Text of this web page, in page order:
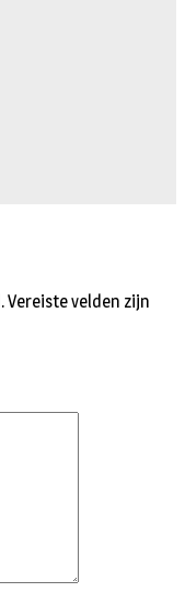
Vereiste velden zijn